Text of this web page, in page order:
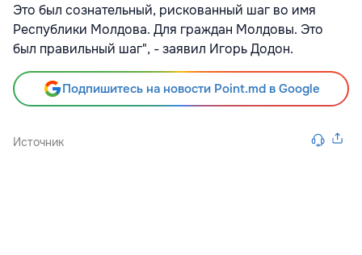
Это был сознательный, рискованный шаг во имя
Республики Молдова. Для граждан Молдовы. Это
был правильный шаг", - заявил Игорь Додон.
Подпишитесь на новости Point.md в Google
Источник